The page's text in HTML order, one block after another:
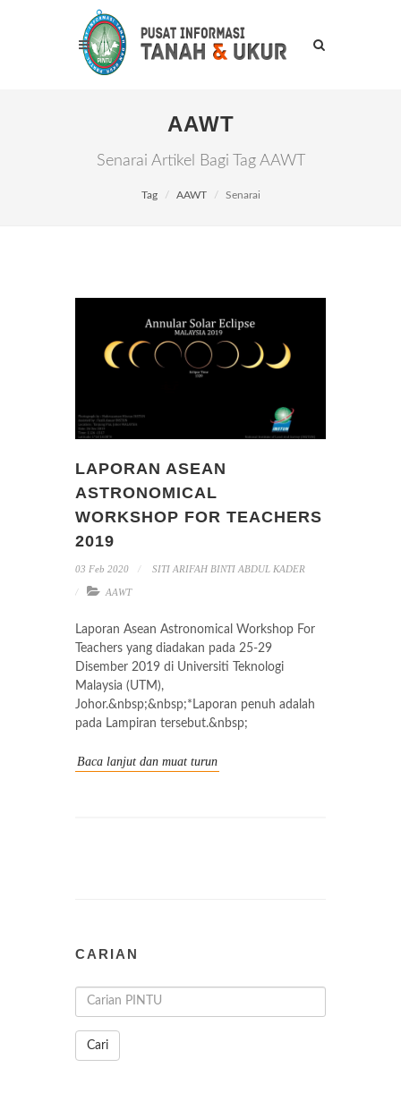
AAWT
Senarai Artikel Bagi Tag AAWT
Tag AAWT Senarai
LAPORAN ASEAN
ASTRONOMICAL
WORKSHOP FOR TEACHERS
2019
03 Feb 2020 SITI ARIFAH BINTI ABDUL KADER
AAWT
Laporan Asean Astronomical Workshop For
Teachers yang diadakan pada 25-29
Disember 2019 di Universiti Teknologi
Malaysia (UTM),
Johor.&nbsp;&nbsp;*Laporan penuh adalah
pada Lampiran tersebut.&nbsp;
Baca lanjut dan muat turun
CARIAN
Cari